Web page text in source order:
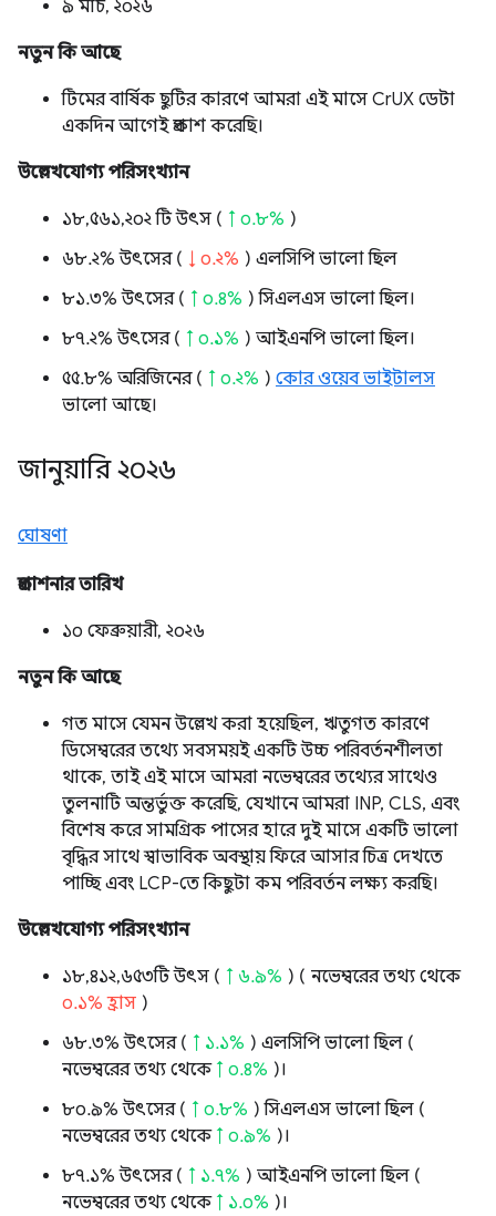
৯ মার্চ, ২০২৬
নতুন কি আছে
টিমের বার্ষিক ছুটির কারণে আমরা এই মাসে CrUX ডেটা
একদিন আগেই প্রকাশ করেছি।
উল্লেখযোগ্য পরিসংখ্যান
১৮,৫৬১,২০২ টি উৎস ( ↑ ০.৮% )
৬৮.২% উৎসের ( ↓ ০.২% ) এলসিপি ভালো ছিল
৮১.৩% উৎসের ( ↑ ০.৪% ) সিএলএস ভালো ছিল।
৮৭.২% উৎসের ( ↑ ০.১% ) আইএনপি ভালো ছিল।
৫৫.৮% অরিজিনের ( ↑ ০.২% ) কোর ওয়েব ভাইটালস
ভালো আছে।
জানুয়ারি ২০২৬
ঘোষণা
প্রকাশনার তারিখ
১০ ফেব্রুয়ারী, ২০২৬
নতুন কি আছে
গত মাসে যেমন উল্লেখ করা হয়েছিল, ঋতুগত কারণে
ডিসেম্বরের তথ্যে সবসময়ই একটি উচ্চ পরিবর্তনশীলতা
থাকে, তাই এই মাসে আমরা নভেম্বরের তথ্যের সাথেও
তুলনাটি অন্তর্ভুক্ত করেছি, যেখানে আমরা INP, CLS, এবং
বিশেষ করে সামগ্রিক পাসের হারে দুই মাসে একটি ভালো
বৃদ্ধির সাথে স্বাভাবিক অবস্থায় ফিরে আসার চিত্র দেখতে
পাচ্ছি এবং LCP-তে কিছুটা কম পরিবর্তন লক্ষ্য করছি।
উল্লেখযোগ্য পরিসংখ্যান
১৮,৪১২,৬৫৩টি উৎস ( ↑ ৬.৯% ) ( নভেম্বরের তথ্য থেকে
০.১% হ্রাস )
৬৮.৩% উৎসের ( ↑ ১.১% ) এলসিপি ভালো ছিল (
নভেম্বরের তথ্য থেকে ↑ ০.৪% )।
৮০.৯% উৎসের ( ↑ ০.৮% ) সিএলএস ভালো ছিল (
নভেম্বরের তথ্য থেকে ↑ ০.৯% )।
৮৭.১% উৎসের ( ↑ ১.৭% ) আইএনপি ভালো ছিল (
নভেম্বরের তথ্য থেকে ↑ ১.০% )।